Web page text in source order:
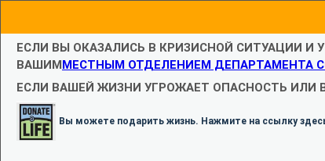
ЕСЛИ ВЫ ОКАЗАЛИСЬ В КРИЗИСНОЙ СИТУАЦИИ
ВАШИММЕСТНЫМ ОТДЕЛЕНИЕМ ДЕПАРТАМЕНТА
ЕСЛИ ВАШЕЙ ЖИЗНИ УГРОЖАЕТ ОПАСНОСТЬ
Вы можете подарить жизнь. Нажмите на ссылку